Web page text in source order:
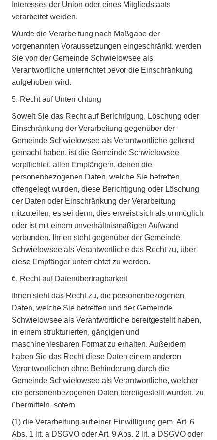
Interesses der Union oder eines Mitgliedstaats
verarbeitet werden.
Wurde die Verarbeitung nach Maßgabe der
vorgenannten Voraussetzungen eingeschränkt, werden
Sie von der Gemeinde Schwielowsee als
Verantwortliche unterrichtet bevor die Einschränkung
aufgehoben wird.
5. Recht auf Unterrichtung
Soweit Sie das Recht auf Berichtigung, Löschung oder
Einschränkung der Verarbeitung gegenüber der
Gemeinde Schwielowsee als Verantwortliche geltend
gemacht haben, ist die Gemeinde Schwielowsee
verpflichtet, allen Empfängern, denen die
personenbezogenen Daten, welche Sie betreffen,
offengelegt wurden, diese Berichtigung oder Löschung
der Daten oder Einschränkung der Verarbeitung
mitzuteilen, es sei denn, dies erweist sich als unmöglich
oder ist mit einem unverhältnismäßigen Aufwand
verbunden. Ihnen steht gegenüber der Gemeinde
Schwielowsee als Verantwortliche das Recht zu, über
diese Empfänger unterrichtet zu werden.
6. Recht auf Datenübertragbarkeit
Ihnen steht das Recht zu, die personenbezogenen
Daten, welche Sie betreffen und der Gemeinde
Schwielowsee als Verantwortliche bereitgestellt haben,
in einem strukturierten, gängigen und
maschinenlesbaren Format zu erhalten. Außerdem
haben Sie das Recht diese Daten einem anderen
Verantwortlichen ohne Behinderung durch die
Gemeinde Schwielowsee als Verantwortliche, welcher
die personenbezogenen Daten bereitgestellt wurden, zu
übermitteln, sofern
(1) die Verarbeitung auf einer Einwilligung gem. Art. 6
Abs. 1 lit. a DSGVO oder Art. 9 Abs. 2 lit. a DSGVO oder